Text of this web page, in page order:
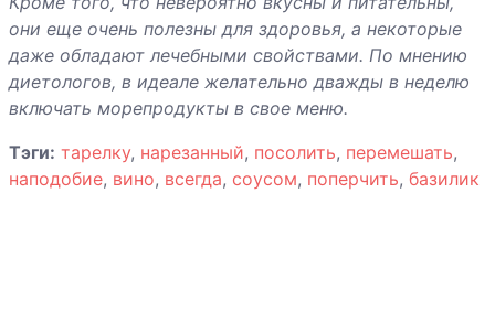
они еще очень полезны для здоровья, а некоторые
даже обладают лечебными свойствами. По мнению
диетологов, в идеале желательно дважды в неделю
включать морепродукты в свое меню.
Тэги: тарелку, нарезанный, посолить, перемешать,
наподобие, вино, всегда, соусом, поперчить, базилик